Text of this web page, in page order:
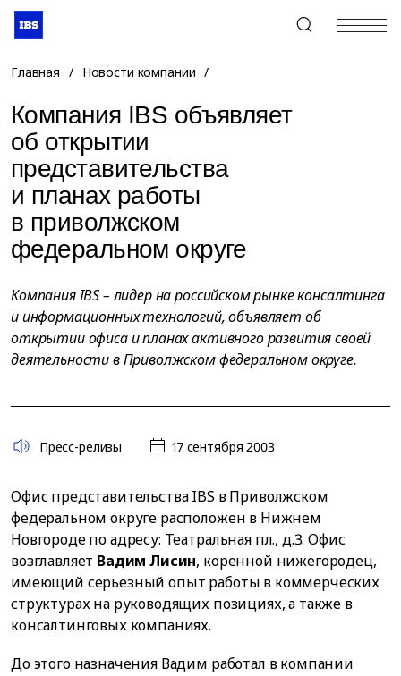
+7 (495) 967-80-80
Главная / Новости компании /
Компания IBS объявляет
об открытии
представительства
и планах работы
в приволжском
федеральном округе
Компания IBS – лидер на российском рынке консалтинга
и информационных технологий, объявляет об
открытии офиса и планах активного развития своей
деятельности в Приволжском федеральном округе.
Пресс-релизы 17 сентября 2003
Офис представительства IBS в Приволжском
федеральном округе расположен в Нижнем
Новгороде по адресу: Театральная пл., д.3. Офис
возглавляет Вадим Лисин, коренной нижегородец,
имеющий серьезный опыт работы в коммерческих
структурах на руководящих позициях, а также в
консалтинговых компаниях.
До этого назначения Вадим работал в компании